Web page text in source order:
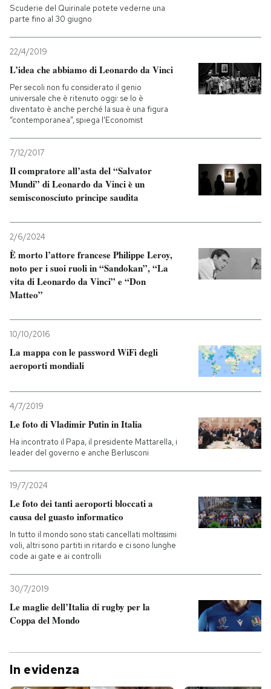
Scuderie del Quirinale potete vederne una
parte fino al 30 giugno
22/4/2019
L’idea che abbiamo di Leonardo da Vinci
Per secoli non fu considerato il genio
universale che è ritenuto oggi: se lo è
diventato è anche perché la sua è una figura
“contemporanea”, spiega l'Economist
7/12/2017
Il compratore all’asta del “Salvator
Mundi” di Leonardo da Vinci è un
semisconosciuto principe saudita
2/6/2024
È morto l’attore francese Philippe Leroy,
noto per i suoi ruoli in “Sandokan”, “La
vita di Leonardo da Vinci” e “Don
Matteo”
10/10/2016
La mappa con le password WiFi degli
aeroporti mondiali
4/7/2019
Le foto di Vladimir Putin in Italia
Ha incontrato il Papa, il presidente Mattarella, i
leader del governo e anche Berlusconi
19/7/2024
Le foto dei tanti aeroporti bloccati a
causa del guasto informatico
In tutto il mondo sono stati cancellati moltissimi
voli, altri sono partiti in ritardo e ci sono lunghe
code ai gate e ai controlli
30/7/2019
Le maglie dell’Italia di rugby per la
Coppa del Mondo
In evidenza